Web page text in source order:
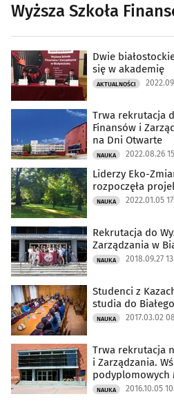
Wyższa Szkoła
Dwie
się w akademię
AKTUALNOŚCI
Trwa rekrutacja
Finansów i
na Dni Otwarte
NAUKA 2022.08.26
Liderzy Eko-
rozpoczęła
NAUKA 2022.01.05
Rekrutacja do
Zarządzania w
NAUKA 2018.09.27
Studenci z
studia do
NAUKA 2017.03.02
Trwa rekrutacja
i Zarządzania.
podyplomowych
NAUKA 2016.10.05